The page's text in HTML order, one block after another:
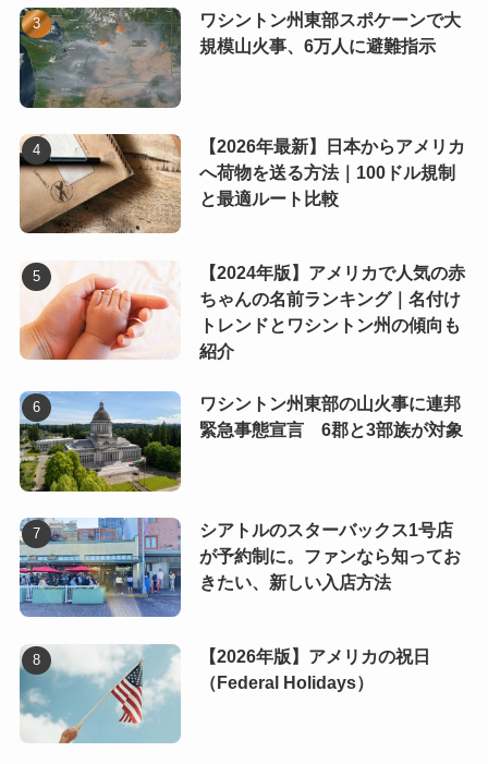
ワシントン州東部スポケーンで大
規模山火事、6万人に避難指示
【2026年最新】日本からアメリカ
へ荷物を送る方法｜100ドル規制
と最適ルート比較
【2024年版】アメリカで人気の赤
ちゃんの名前ランキング｜名付け
トレンドとワシントン州の傾向も
紹介
ワシントン州東部の山火事に連邦
緊急事態宣言 6郡と3部族が対象
シアトルのスターバックス1号店
が予約制に。ファンなら知ってお
きたい、新しい入店方法
【2026年版】アメリカの祝日
（Federal Holidays）